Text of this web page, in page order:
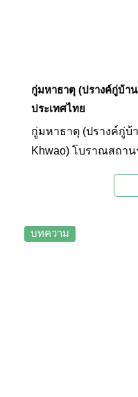
กู่มหาธาตุ (ปรางค์กู่บ้า
ประเทศไทย
กู่มหาธาตุ (ปรางค์กู่บ้
Khwao) โบราณสถา
เที่ยวทางประวัติศาส
บทความ